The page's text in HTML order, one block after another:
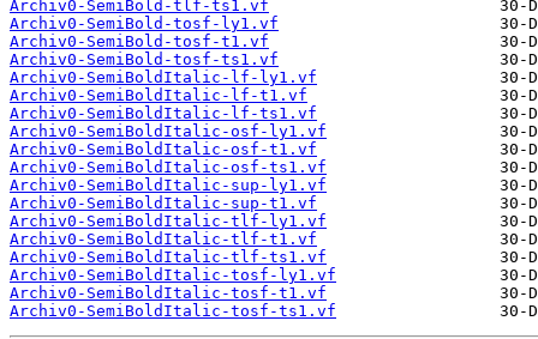
Archiv0-SemiBold-tlf-ts1.vf
Archiv0-SemiBold-tosf-ly1.vf
Archiv0-SemiBold-tosf-t1.vf
Archiv0-SemiBold-tosf-ts1.vf
Archiv0-SemiBoldItalic-lf-ly1.vf
Archiv0-SemiBoldItalic-lf-t1.vf
Archiv0-SemiBoldItalic-lf-ts1.vf
Archiv0-SemiBoldItalic-osf-ly1.vf
Archiv0-SemiBoldItalic-osf-t1.vf
Archiv0-SemiBoldItalic-osf-ts1.vf
Archiv0-SemiBoldItalic-sup-ly1.vf
Archiv0-SemiBoldItalic-sup-t1.vf
Archiv0-SemiBoldItalic-tlf-ly1.vf
Archiv0-SemiBoldItalic-tlf-t1.vf
Archiv0-SemiBoldItalic-tlf-ts1.vf
Archiv0-SemiBoldItalic-tosf-ly1.vf
Archiv0-SemiBoldItalic-tosf-t1.vf
Archiv0-SemiBoldItalic-tosf-ts1.vf